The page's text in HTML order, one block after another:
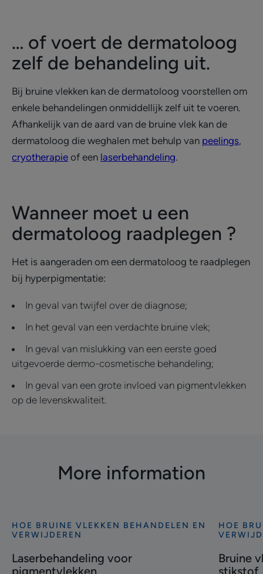
… of voert de dermatoloog
zelf de behandeling uit.
Bij bruine vlekken kan de dermatoloog voorstellen om
enkele behandelingen onmiddellijk zelf uit te voeren.
Afhankelijk van de aard van de bruine vlek kan de
dermatoloog die weghalen met behulp van peelings,
cryotherapie of een laserbehandeling.
Wanneer moet u een
dermatoloog raadplegen ?
Het is aangeraden om een dermatoloog te raadplegen
bij hyperpigmentatie:
In geval van twijfel over de diagnose;
In het geval van een verdachte bruine vlek;
In geval van mislukking van een eerste goed
uitgevoerde dermo-cosmetische behandeling;
In geval van een grote invloed van pigmentvlekken
op de levenskwaliteit.
More information
Ontdekken
voor
HOE BRUINE VLEKKEN BEHANDELEN EN
VERWIJDEREN
Laserbehandeling voor
pigmentvlekken
vlekken
HOE
Bruine
stikstof